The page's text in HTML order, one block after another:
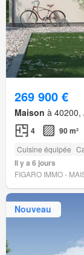
269 900 €
Maison à 40200,
4 90 m²
Cuisine équipée
Il y a 6 jours
FIGARO IMMO -
Nouveau